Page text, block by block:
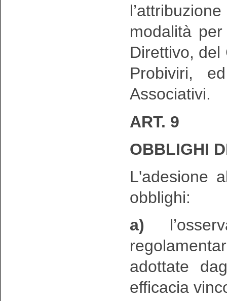
modalità
Direttivo, del
Probiviri,
Associativi.
ART. 9
OBBLIGHI
L'adesione
obblighi:
a)
adottate
efficacia